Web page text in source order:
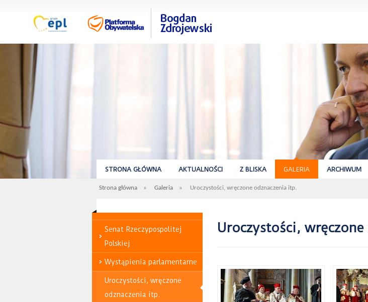
STRONA GŁÓWNA AKTUALNOŚCI Z BLISKA GALERIA ARCHIWUM
Strona główna » Galeria » Uroczystości, wręczone odznaczenia itp.
Senat Rzeczypospolitej
Polskiej
Wystąpienia parlamentarne
Uroczystości, wręczone
odznaczenia itp.
Uroczystości,